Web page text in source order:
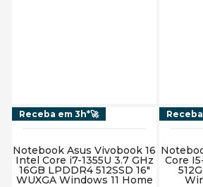
Receba em 3h*🚀
Notebook Asus Vivobook 16
Intel Core i7-1355U 3.7 GHz
16GB LPDDR4 512SSD 16"
WUXGA Windows 11 Home
Core